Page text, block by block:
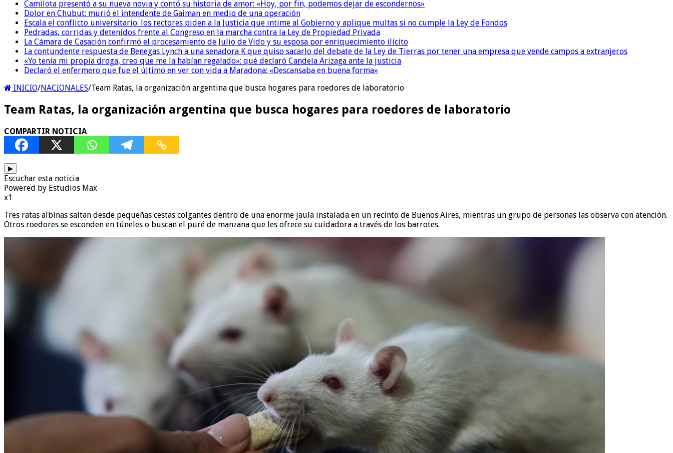
Camilota presentó a su nueva novia y contó su historia de amor: «Hoy, por fin, podemos dejar de escondernos»
Dolor en Chubut: murió el intendente de Gaiman en medio de una operación
Escala el conflicto universitario: los rectores piden a la Justicia que intime al Gobierno y aplique multas si no cumple la Ley de Fondos
Pedradas, corridas y detenidos frente al Congreso en la marcha contra la Ley de Propiedad Privada
La Cámara de Casación confirmó el procesamiento de Julio de Vido y su esposa por enriquecimiento ilícito
La contundente respuesta de Benegas Lynch a una senadora K que quiso sacarlo del debate de la Ley de Tierras por tener una empresa que vende campos a extranjeros
«Yo tenía mi propia droga, creo que me la habían regalado»: qué declaró Candela Arizaga ante la justicia
Declaró el enfermero que fue el último en ver con vida a Maradona: «Descansaba en buena forma»
INICIO/NACIONALES/Team Ratas, la organización argentina que busca hogares para roedores de laboratorio
Team Ratas, la organización argentina que busca hogares para roedores de laboratorio
COMPARTIR NOTICIA
▶
Escuchar esta noticia
Powered by Estudios Max
x1
Tres ratas albinas saltan desde pequeñas cestas colgantes dentro de una enorme jaula instalada en un recinto de Buenos Aires, mientras un grupo de personas las observa con atención.
Otros roedores se esconden en túneles o buscan el puré de manzana que les ofrece su cuidadora a través de los barrotes.